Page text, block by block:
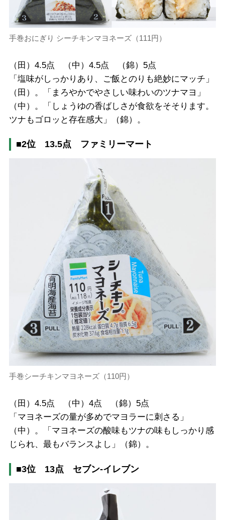
手巻おにぎり シーチキンマヨネーズ（111円）
（田）4.5点 （中）4.5点 （錦）5点
「塩味がしっかりあり、ご飯とのりも絶妙にマッチ」
（田）。「まろやかでやさしい味わいのツナマヨ」
（中）。「しょうゆの香ばしさが食欲をそそります。
ツナもゴロッと存在感大」（錦）。
■2位 13.5点 ファミリーマート
手巻シーチキンマヨネーズ（110円）
（田）4.5点 （中）4点 （錦）5点
「マヨネーズの量が多めでマヨラーに刺さる」
（中）。「マヨネーズの酸味もツナの味もしっかり感
じられ、最もバランスよし」（錦）。
■3位 13点 セブン-イレブン